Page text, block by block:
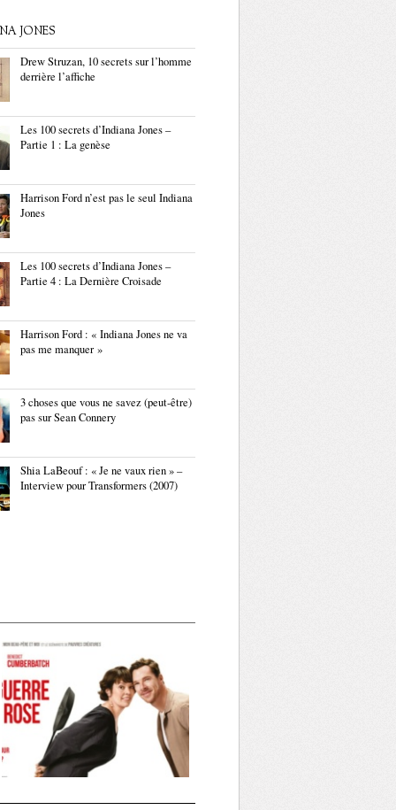
JONES
Drew Struzan, 10 secrets sur l’homme
derrière l’affiche
Les 100 secrets d’Indiana Jones –
Partie 1 : La genèse
Harrison Ford n’est pas le seul Indiana
Jones
Les 100 secrets d’Indiana Jones –
Partie 4 : La Dernière Croisade
Harrison Ford : « Indiana Jones ne va
pas me manquer »
3 choses que vous ne savez (peut-être)
pas sur Sean Connery
Shia LaBeouf : « Je ne vaux rien » –
Interview pour Transformers (2007)